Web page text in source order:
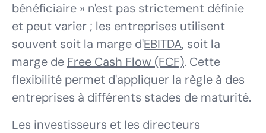
bénéficiaire » n'est pas strictement définie
et peut varier ; les entreprises utilisent
souvent soit la marge d'EBITDA, soit la
marge de Free Cash Flow (FCF). Cette
flexibilité permet d'appliquer la règle à des
entreprises à différents stades de maturité.
Les investisseurs et les directeurs